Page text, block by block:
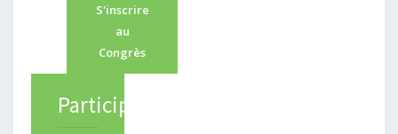
S'inscrire
au
Congrès
Participants